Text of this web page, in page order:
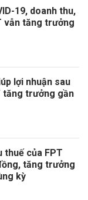
19, doanh thu,
vẫn tăng trưởng
lợi nhuận sau
tăng trưởng gần
thuế của FPT
tăng trưởng
kỳ